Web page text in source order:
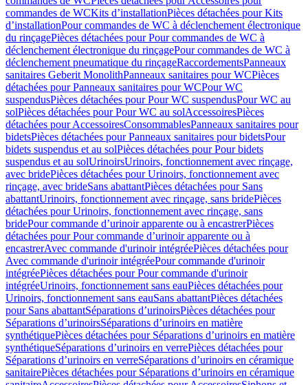
commandes de WCKits d’installationPièces détachées pour Kits
d’installationPour commandes de WC à déclenchement électronique
du rinçagePièces détachées pour Pour commandes de WC à
déclenchement électronique du rinçagePour commandes de WC à
déclenchement pneumatique du rinçageRaccordementsPanneaux
sanitaires Geberit MonolithPanneaux sanitaires pour WCPièces
détachées pour Panneaux sanitaires pour WCPour WC
suspendusPièces détachées pour Pour WC suspendusPour WC au
solPièces détachées pour Pour WC au solAccessoiresPièces
détachées pour AccessoiresConsommablesPanneaux sanitaires pour
bidetsPièces détachées pour Panneaux sanitaires pour bidetsPour
bidets suspendus et au solPièces détachées pour Pour bidets
suspendus et au solUrinoirsUrinoirs, fonctionnement avec rinçage,
avec bridePièces détachées pour Urinoirs, fonctionnement avec
rinçage, avec brideSans abattantPièces détachées pour Sans
abattantUrinoirs, fonctionnement avec rinçage, sans bridePièces
détachées pour Urinoirs, fonctionnement avec rinçage, sans
bridePour commande d’urinoir apparente ou à encastrerPièces
détachées pour Pour commande d’urinoir apparente ou à
encastrerAvec commande d'urinoir intégréePièces détachées pour
Avec commande d'urinoir intégréePour commande d'urinoir
intégréePièces détachées pour Pour commande d'urinoir
intégréeUrinoirs, fonctionnement sans eauPièces détachées pour
Urinoirs, fonctionnement sans eauSans abattantPièces détachées
pour Sans abattantSéparations d’urinoirsPièces détachées pour
Séparations d’urinoirsSéparations d’urinoirs en matière
synthétiquePièces détachées pour Séparations d’urinoirs en matière
synthétiqueSéparations d’urinoirs en verrePièces détachées pour
Séparations d’urinoirs en verreSéparations d’urinoirs en céramique
sanitairePièces détachées pour Séparations d’urinoirs en céramique